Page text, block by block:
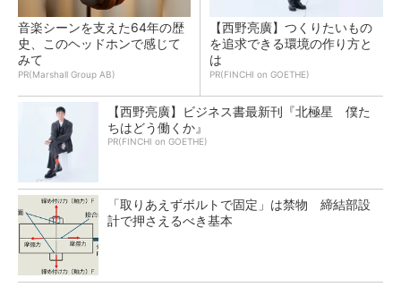
音楽シーンを支えた64年の歴
史、このヘッドホンで感じて
みて
PR(Marshall Group AB)
【西野亮廣】つくりたいもの
を追求できる環境の作り方と
は
PR(FINCHI on GOETHE)
【西野亮廣】ビジネス書最新刊『北極星 僕た
ちはどう働くか』
PR(FINCHI on GOETHE)
「取りあえずボルトで固定」は禁物 締結部設
計で押さえるべき基本